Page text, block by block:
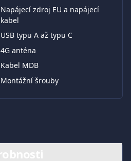
Napájecí zdroj EU a napájecí
kabel
USB typu A až typu C
4G anténa
Kabel MDB
Montážní šrouby